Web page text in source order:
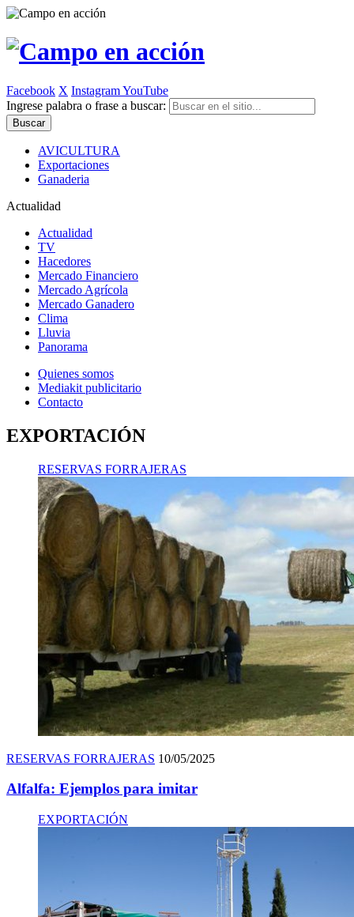
Facebook X InstagramYouTube
Ingrese palabra o frase a buscar:
AVICULTURA
Exportaciones
Ganaderia
Actualidad
Actualidad
TV
Hacedores
Mercado Financiero
Mercado Agrícola
Mercado Ganadero
Clima
Lluvia
Panorama
Quienes somos
Mediakit publicitario
Contacto
EXPORTACIÓN
RESERVAS FORRAJERAS
RESERVAS FORRAJERAS 10/05/2025
Alfalfa: Ejemplos para imitar
EXPORTACIÓN